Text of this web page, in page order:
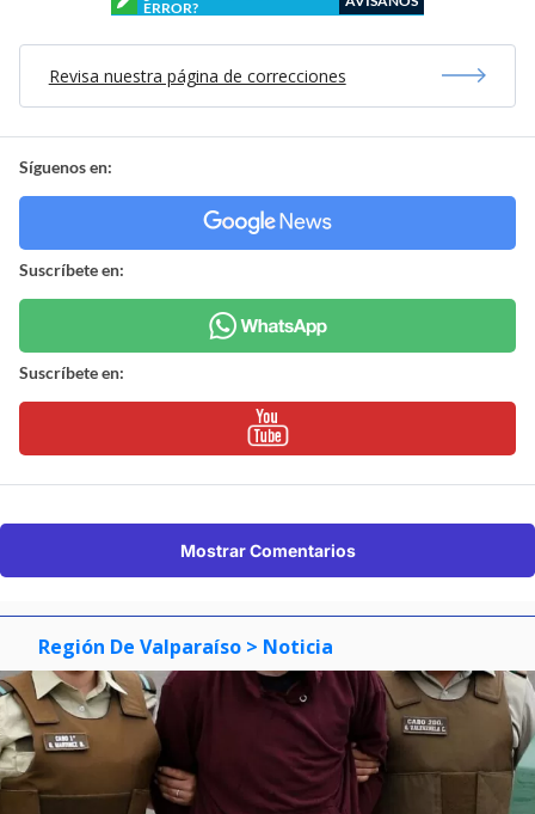
ERROR?
Revisa nuestra página de correcciones
Síguenos en:
Suscríbete en:
Suscríbete en:
Mostrar Comentarios
Región De Valparaíso > Noticia